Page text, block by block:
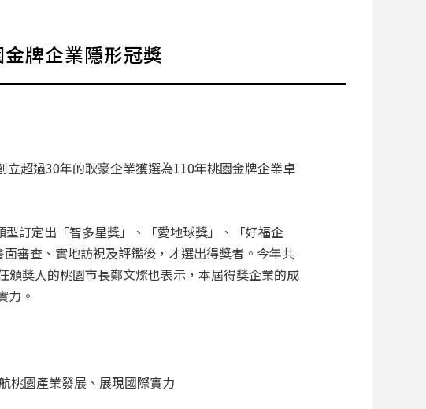
牌企業隱形冠獎
超過30年的耿豪企業獲選為110年桃園金牌企業卓
訂定出「智多星獎」、「愛地球獎」、「好福企
審查、實地訪視及評鑑後，才選出得獎者。今年共
獎人的桃園市長鄭文燦也表示，本屆得獎企業的成
力。
桃園產業發展、展現國際實力